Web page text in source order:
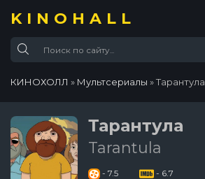
KINOHALL
КИНОХОЛЛ » Мультсериалы » Тарантула
Тарантула
Tarantula
- 7.5 - 6.7